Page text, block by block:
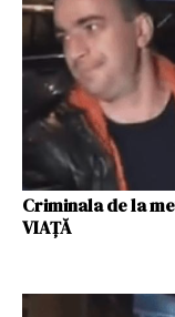
Criminala de la
VIAŢĂ